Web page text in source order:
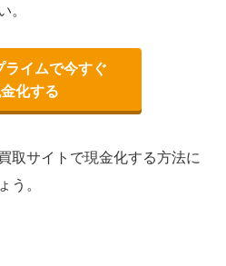
。
ライムで今すぐ
化する
取サイトで現金化する方法に
う。